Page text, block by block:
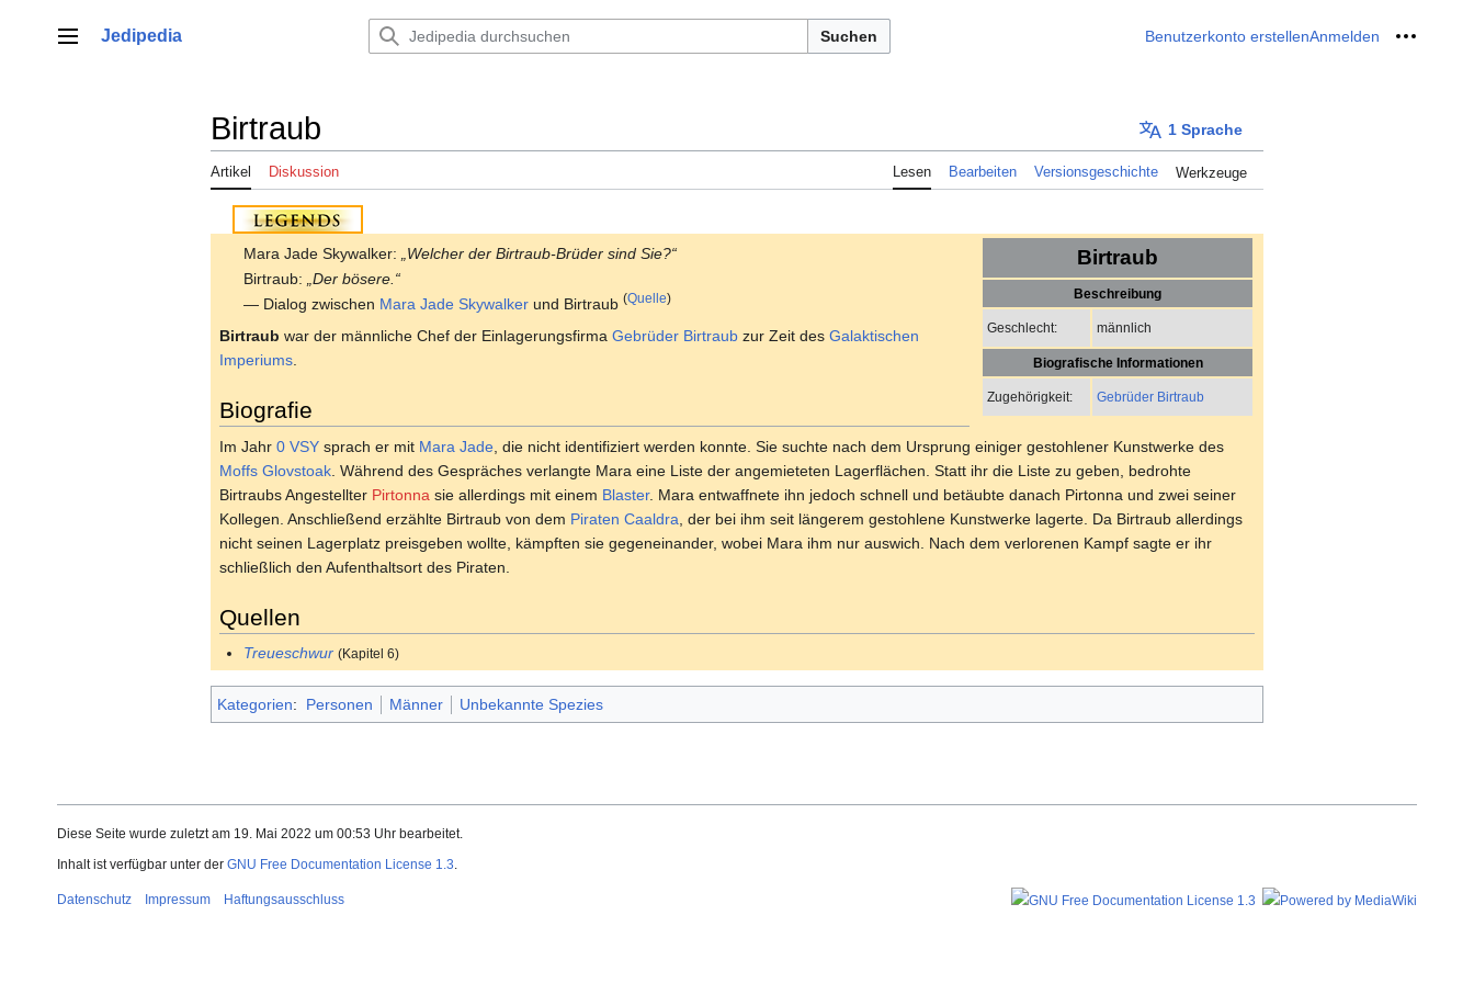
springenHauptmenü
Jedipedia Suchen Benutzerkonto erstellenAnmelden Meine
Birtraub 1 Sprache
Artikel Diskussion Lesen Bearbeiten Versionsgeschichte Werkzeuge
Birtraub
Beschreibung
Geschlecht: männlich
Biografische Informationen
Zugehörigkeit: Gebrüder Birtraub
Mara Jade Skywalker:
„Welcher der Birtraub-Brüder sind Sie?“
Birtraub:
„Der bösere.“
— Dialog zwischen Mara Jade Skywalker und Birtraub(Quelle)
Birtraub war der männliche Chef der Einlagerungsfirma Gebrüder Birtraub zur Zeit des Galaktischen
Imperiums.
Biografie
Im Jahr 0 VSY sprach er mit Mara Jade, die nicht identifiziert werden konnte. Sie suchte nach dem Ursprung einiger gestohlener Kunstwerke des
Moffs Glovstoak. Während des Gespräches verlangte Mara eine Liste der angemieteten Lagerflächen. Statt ihr die Liste zu geben, bedrohte
Birtraubs Angestellter Pirtonna sie allerdings mit einem Blaster. Mara entwaffnete ihn jedoch schnell und betäubte danach Pirtonna und zwei seiner
Kollegen. Anschließend erzählte Birtraub von dem Piraten Caaldra, der bei ihm seit längerem gestohlene Kunstwerke lagerte. Da Birtraub allerdings
nicht seinen Lagerplatz preisgeben wollte, kämpften sie gegeneinander, wobei Mara ihm nur auswich. Nach dem verlorenen Kampf sagte er ihr
schließlich den Aufenthaltsort des Piraten.
Quellen
Treueschwur (Kapitel 6)
Kategorien: Personen Männer Unbekannte Spezies
Diese Seite wurde zuletzt am 19. Mai 2022 um 00:53 Uhr bearbeitet.
Inhalt ist verfügbar unter der GNU Free Documentation License 1.3.
Datenschutz Impressum Haftungsausschluss